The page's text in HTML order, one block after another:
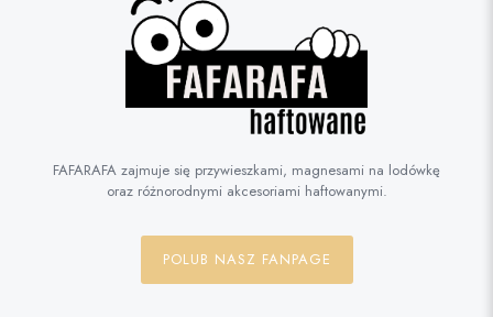
FAFARAFA zajmuje się przywieszkami, magnesami na lodówkę
oraz różnorodnymi akcesoriami haftowanymi.
POLUB NASZ FANPAGE